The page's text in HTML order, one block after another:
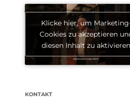
Klicke hier, um
Cookies zu akzeptieren
diesen Inhalt zu aktivieren
KONTAKT